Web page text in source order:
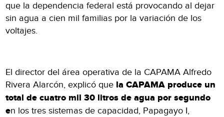
que la dependencia federal está provocando al dejar
sin agua a cien mil familias por la variación de los
voltajes.
El director del área operativa de la CAPAMA Alfredo
Rivera Alarcón, explicó que la CAPAMA produce un
total de cuatro mil 30 litros de agua por segundo
en los tres sistemas de capacidad, Papagayo I,